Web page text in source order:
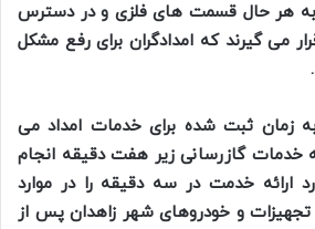
به هر حال قسمت های فلزی و در دسترس
می گیرند که امدادگران برای رفع مشکل
زمان ثبت شده برای خدمات امداد می
خدمات گازرسانی زیر هفت دقیقه انجام
ارائه خدمت در سه دقیقه را در موارد
تجهیزات و خودروهای شهر زاهدان پس از